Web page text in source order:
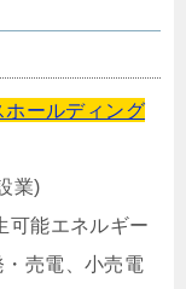
ホールディング
業)
可能エネルギー
売電、小売電